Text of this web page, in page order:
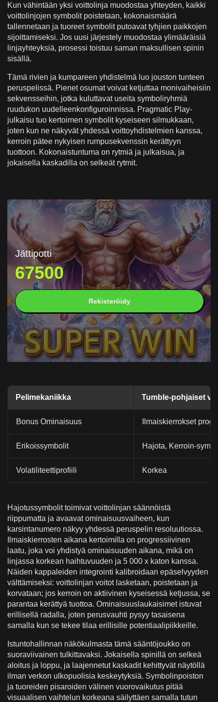
Kun vähintään yksi voittolinja muodostaa yhteyden, kaikki
voittolinjojen symbolit poistetaan, kokonaismäärä
tallennetaan ja tuoreet symbolit putoavat tyhjien paikkojen
sijoittamiseksi. Jos uusi järjestely muodostaa ylimääräisiä
linjayhteyksiä, prosessi toistuu saman maksullisen spinin
sisällä.
Tämä rivien ja kumpareen yhdistelmä luo jouston tunteen
peruspelissä. Pienet osumat voivat ketjuttaa monivaiheisiin
sekvensseihin, jotka kuluttavat useita symboliryhmiä
ruudukon uudelleenkonfiguroinnissa. Pragmatic Play-
julkaisu tuo kertoimen symbolit kyseiseen silmukkaan,
joten kun ne näkyvät yhdessä voittoyhdistelmien kanssa,
kerroin pätee nykyisen rumpusekvenssin kerättyyn
tuottoon. Kokonaistuntuma on rytmiä ja julkaisua, ja
jokaisella kaskadilla on selkeät rytmit.
Jättipotti
67500
Rekisteröidy
Pelimekaniikka Tumble-pohjaiset
Bonus Ominaisuus Ilmaiskierrokset
Erikoissymbolit Hajota, Kerroin-
Volatiliteettiprofiili Korkea
Hajotussymbolit toimivat voittolinjan säännöistä
riippumatta ja avaavat ominaisuusvaiheen, kun
karsintanumero näkyy yhdessä peruspelin resoluutiossa.
Ilmaiskierrosten aikana kertoimilla on progressiivinen
laatu, joka voi yhdistyä ominaisuuden aikana, mikä on
linjassa korkean haihtuvuuden ja 5 000 x katon kanssa.
Näiden kappaleiden integrointi kalibroidaan epäselvyyden
välttämiseksi: voittolinjan voitot lasketaan, poistetaan ja
korvataan; jos kerroin on aktiivinen kyseisessä ketjussa, se
parantaa kerättyä tuottoa. Ominaisuuslaukaisimet istuvat
erillisellä radalla, joten perusvauhti pysyy tasaisena
samalla kun se tekee tilaa erillisille potentiaalipiikkeille.
Istuntohallinnan näkökulmasta tämä sääntöjoukko on
suoraviivainen tulkittavaksi. Jokaisella spinillä on selkeä
aloitus ja loppu, ja laajennetut kaskadit kehittyvät näytöllä
ilman verkon ulkopuolisia keskeytyksiä. Symbolinpoiston
ja tuoreiden pisaroiden välinen vuorovaikutus pitää
visuaalisen vaihtelun korkeana säilyttäen samalla tutun